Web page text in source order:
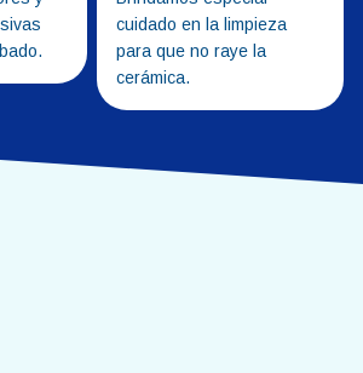
cuidado en la limpieza
para que no raye la
cerámica.